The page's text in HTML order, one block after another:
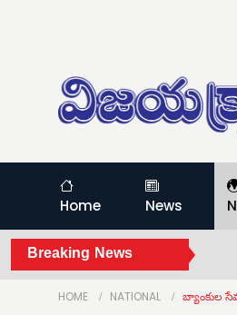
Home News
Breaking News
HOME NATIONAL బ్యాంకుల